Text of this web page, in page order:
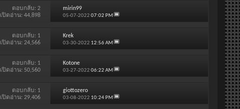
ตอบกลับ:2
เปิดอ่าน: 44,898
mirin99
05-07-2022 07:02 PM
ตอบกลับ: 1
เปิดอ่าน: 24,566
Krek
03-30-2022 12:56 AM
ตอบกลับ: 1
เปิดอ่าน: 50,560
Kotone
03-27-2022 06:22 AM
ตอบกลับ: 1
เปิดอ่าน: 29,406
giottozero
03-08-2022 10:24 PM